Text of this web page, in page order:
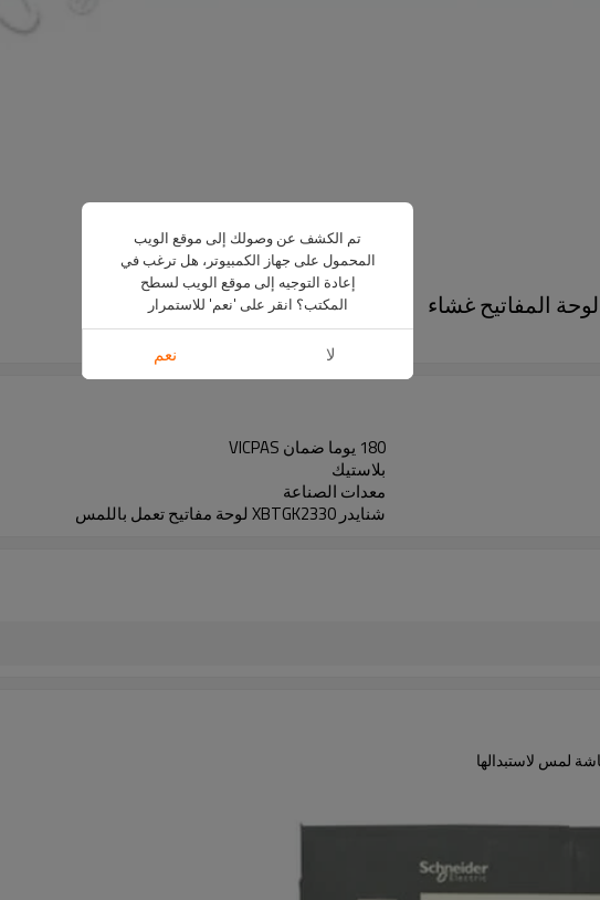
180 يوما ضمان VICPAS
بلاستيك
معدات الصناعة
شنايدر XBTGK2330 لوحة مفاتيح تعمل باللمس
تم الكشف عن وصولك إلى موقع الويب
المحمول على جهاز الكمبيوتر، هل ترغب في
إعادة التوجيه إلى موقع الويب لسطح
المكتب؟ انقر على 'نعم' للاستمرار
لا نعم